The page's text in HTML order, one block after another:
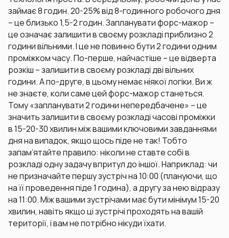
займає 8 годин. 20-25% від 8-годинного робочого дня
– це близько 1,5-2 годин. Запланувати форс-мажор –
це означає залишити в своєму розкладі приблизно 2
години вільними. І це не повинно бути 2 години одним
проміжком часу. По-перше, найчастіше – це відверта
розкіш – залишити в своєму розкладі дві вільних
години. А по-друге, в цьому немає ніякої логіки. Ви ж
не знаєте, коли саме цей форс-мажор станеться.
Тому «запланувати 2 години непередбачене» – це
значить залишити в своєму розкладі часові проміжки
в 15-20-30 хвилин між вашими ключовими завданнями
дня на випадок, якщо щось піде не так! Тобто
запам’ятайте правило: ніколи не ставте собі в
розкладі одну задачу впритул до іншої. Наприклад: чи
не призначайте першу зустріч на 10:00 (плануючи, що
на її проведення піде 1 година), а другу за нею відразу
на 11:00. Між вашими зустрічами має бути мінімум 15-20
хвилин, навіть якщо ці зустрічі проходять на вашій
території, і вам не потрібно нікуди їхати.